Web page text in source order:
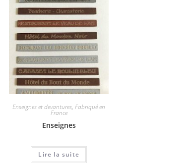
Enseignes et devantures,Fabriqué en
France
Enseignes
Lire la suite